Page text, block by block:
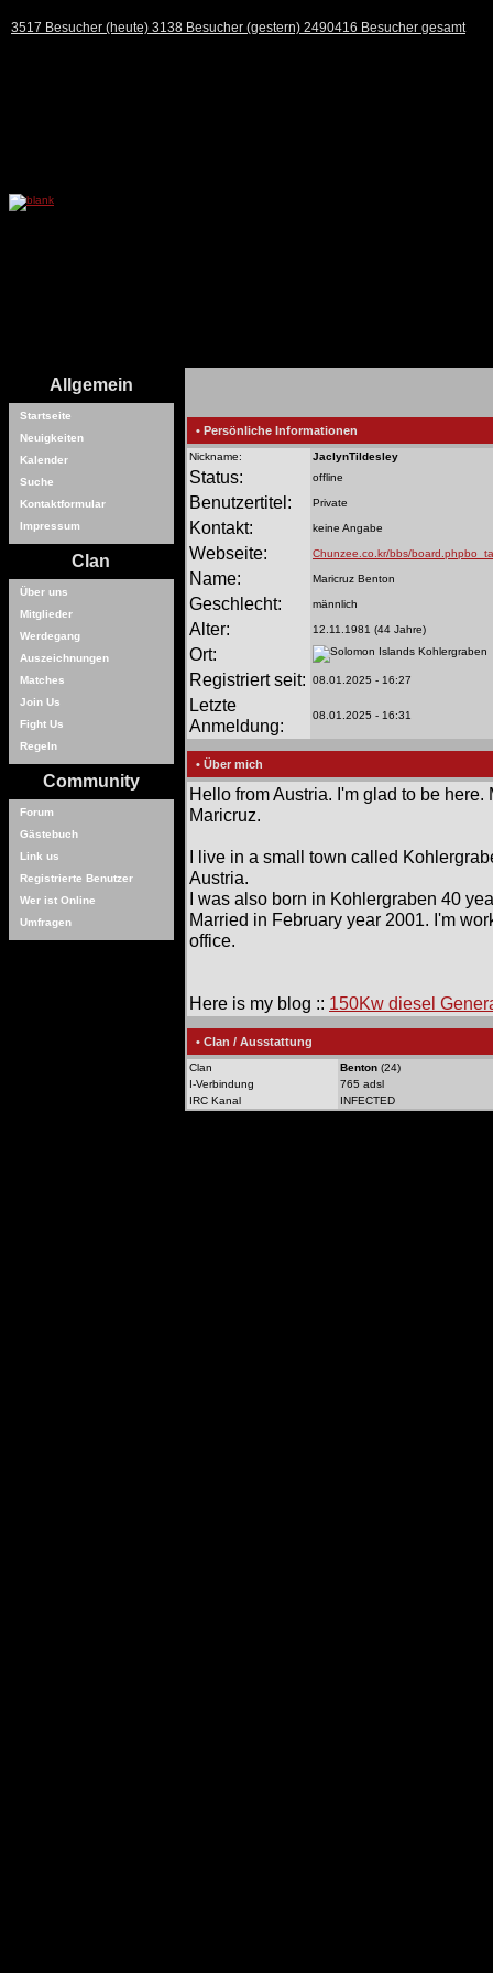
3517 Besucher (heute) 3138 Besucher (gestern) 2490416 Besucher gesamt
Allgemein
Startseite
Neuigkeiten
Kalender
Suche
Kontaktformular
Impressum
Clan
Über uns
Mitglieder
Werdegang
Auszeichnungen
Matches
Join Us
Fight Us
Regeln
Community
Forum
Gästebuch
Link us
Registrierte Benutzer
Wer ist Online
Umfragen
• Persönliche Informationen
Nickname: JaclynTildesley
Status: offline
Benutzertitel: Private
Kontakt: keine Angabe
Webseite: Chunzee.co.kr/bbs/
Name: Maricruz Benton
Geschlecht: männlich
Alter: 12.11.1981 (44 Jahre)
Ort: Kohlergraben
Registriert seit: 08.01.2025 - 16:27
Letzte
Anmeldung:
08.01.2025 - 16:31
• Über mich
Hello from Austria. I'm glad to be here.
Maricruz.
I live in a small town called
Austria.
I was also born in Kohlergraben 40
Married in February year 2001. I'm
office.
Here is my blog :: 150Kw diesel
• Clan / Ausstattung
Clan Benton (24)
I-Verbindung
765 adsl
IRC Kanal
INFECTED